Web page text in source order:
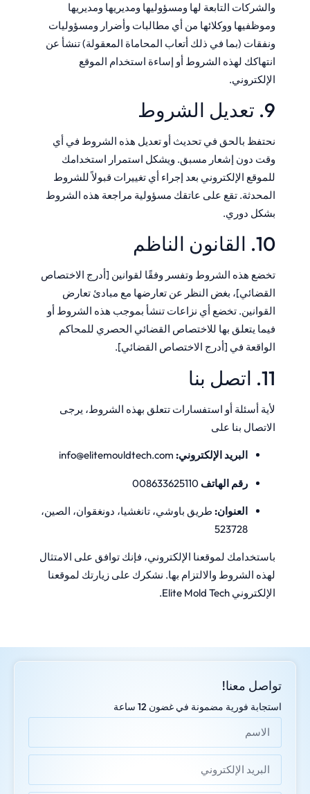
والشركات التابعة لها ومسؤوليها ومديريها ومديريها
وموظفيها ووكلائها من أي مطالبات وأضرار ومسؤوليات
ونفقات (بما في ذلك أتعاب المحاماة المعقولة) تنشأ عن
انتهاكك لهذه الشروط أو إساءة استخدام الموقع
الإلكتروني.
9. تعديل الشروط
نحتفظ بالحق في تحديث أو تعديل هذه الشروط في أي
وقت دون إشعار مسبق. ويشكل استمرار استخدامك
للموقع الإلكتروني بعد إجراء أي تغييرات قبولاً للشروط
المحدثة. تقع على عاتقك مسؤولية مراجعة هذه الشروط
بشكل دوري.
10. القانون الناظم
تخضع هذه الشروط وتفسر وفقًا لقوانين [أدرج الاختصاص
القضائي]، بغض النظر عن تعارضها مع مبادئ تعارض
القوانين. تخضع أي نزاعات تنشأ بموجب هذه الشروط أو
فيما يتعلق بها للاختصاص القضائي الحصري للمحاكم
الواقعة في [أدرج الاختصاص القضائي].
11. اتصل بنا
لأية أسئلة أو استفسارات تتعلق بهذه الشروط، يرجى
الاتصال بنا على
البريد الإلكتروني: info@elitemouldtech.com
رقم الهاتف
العنوان: طريق باوشي، تانغشيا، دونغقوان، الصين،
523728
باستخدامك لموقعنا الإلكتروني، فإنك توافق على الامتثال
لهذه الشروط والالتزام بها. نشكرك على زيارتك لموقعنا
الإلكتروني Elite Mold Tech.
تواصل معنا!
استجابة فورية مضمونة في غضون 12 ساعة